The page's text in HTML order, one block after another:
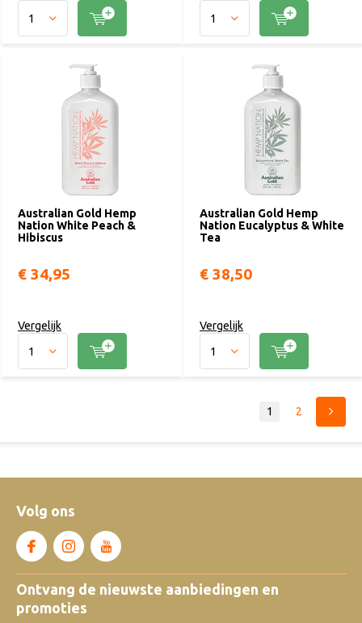
Australian Gold Hemp
Nation White Peach &
Hibiscus
€ 34,95
Vergelijk
Australian Gold Hemp
Nation Eucalyptus & White
Tea
€ 38,50
Vergelijk
1 2
Volg ons
Ontvang de nieuwste aanbiedingen en
promoties